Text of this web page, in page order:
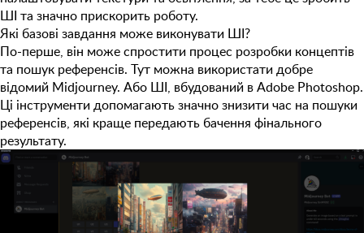
ШІ та значно прискорить роботу.
Які базові завдання може виконувати ШІ?
По-перше, він може спростити процес розробки концептів
та пошук референсів. Тут можна використати добре
відомий Midjourney. Або ШІ, вбудований в Adobe Photoshop.
Ці інструменти допомагають значно знизити час на пошуки
референсів, які краще передають бачення фінального
результату.